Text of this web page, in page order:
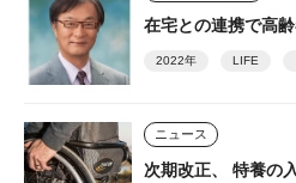
在宅との連携で高
2022年 LIFE
ニュース
次期改正、 特養の